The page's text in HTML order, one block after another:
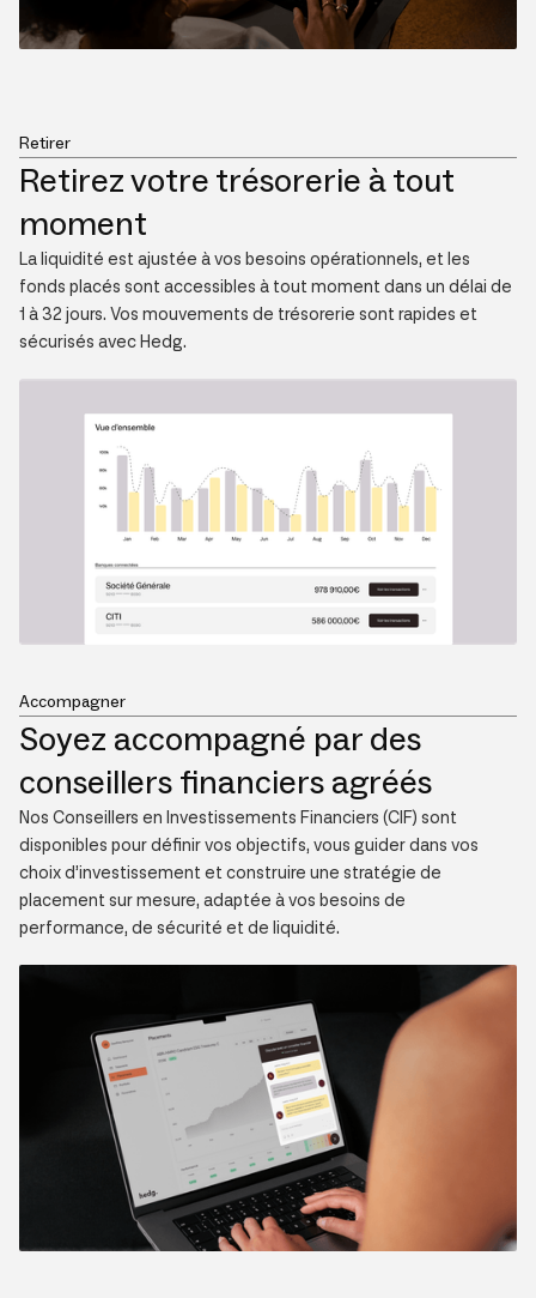
Retirer
Retirez votre trésorerie à tout
moment
La liquidité est ajustée à vos besoins opérationnels, et les
fonds placés sont accessibles à tout moment dans un délai de
1 à 32 jours. Vos mouvements de trésorerie sont rapides et
sécurisés avec Hedg.
Accompagner
Soyez accompagné par des
conseillers financiers agréés
Nos Conseillers en Investissements Financiers (CIF) sont
disponibles pour définir vos objectifs, vous guider dans vos
choix d’investissement et construire une stratégie de
placement sur mesure, adaptée à vos besoins de
performance, de sécurité et de liquidité.